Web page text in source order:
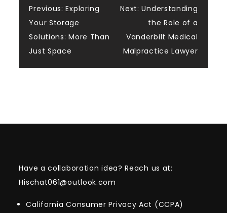
Post
navigation
Previous: Exploring
Your Storage
Solutions: More Than
Just Space
Next: Understanding
the Role of a
Vanderbilt Medical
Malpractice Lawyer
Have a collaboration idea? Reach us at:
Hischat061@outlook.com
California Consumer Privacy Act (CCPA)